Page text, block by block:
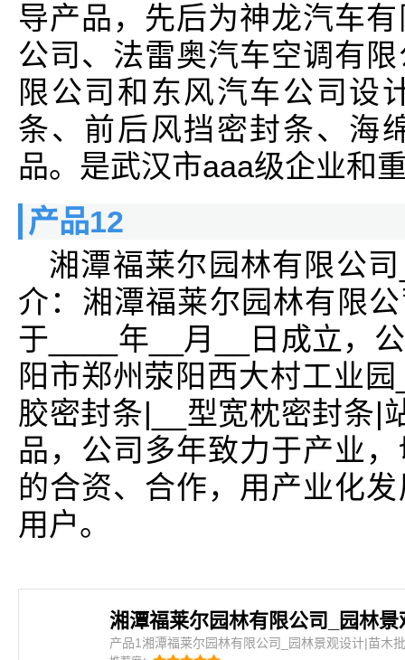
导产品，先后为神龙汽车
公司、法雷奥汽车空调有
限公司和东风汽车公司设
条、前后风挡密封条、海
品。是武汉市aaa级企业和
产品12
湘潭福莱尔园林有限公
介：湘潭福莱尔园林有限
于____年__月__日成立，
阳市郑州荥阳西大村工业
胶密封条|__型宽枕密封条|
品，公司多年致力于产业
的合资、合作，用产业化
用户。
产品1湘潭福莱尔园林有限公司_园林景观设计|苗木